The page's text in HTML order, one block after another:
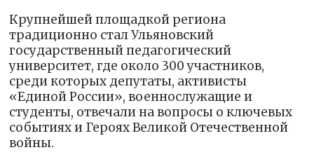
Крупнейшей площадкой региона
традиционно стал Ульяновский
государственный педагогический
университет, где около 300 участников,
среди которых депутаты, активисты
«Единой России», военнослужащие и
студенты, отвечали на вопросы о ключевых
событиях и Героях Великой Отечественной
войны.